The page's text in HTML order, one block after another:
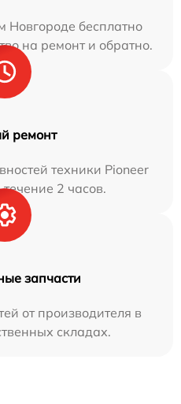
бесплатно
на ремонт и обратно.
ремонт
техники Pioneer
2 часов.
запчасти
от производителя в
складах.